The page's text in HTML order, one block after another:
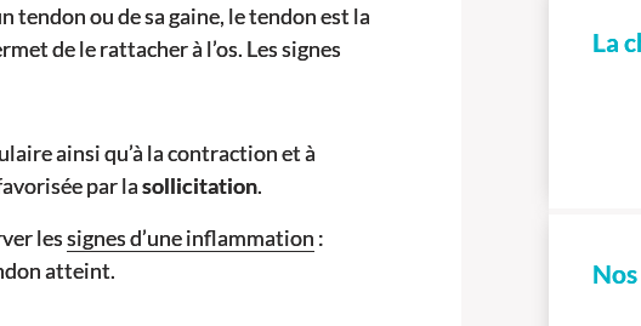
tendon ou de sa gaine, le tendon est la
de le rattacher à l’os. Les signes
ainsi qu’à la contraction et à
par lasollicitation.
lessignes d’une inflammation :
atteint.
La